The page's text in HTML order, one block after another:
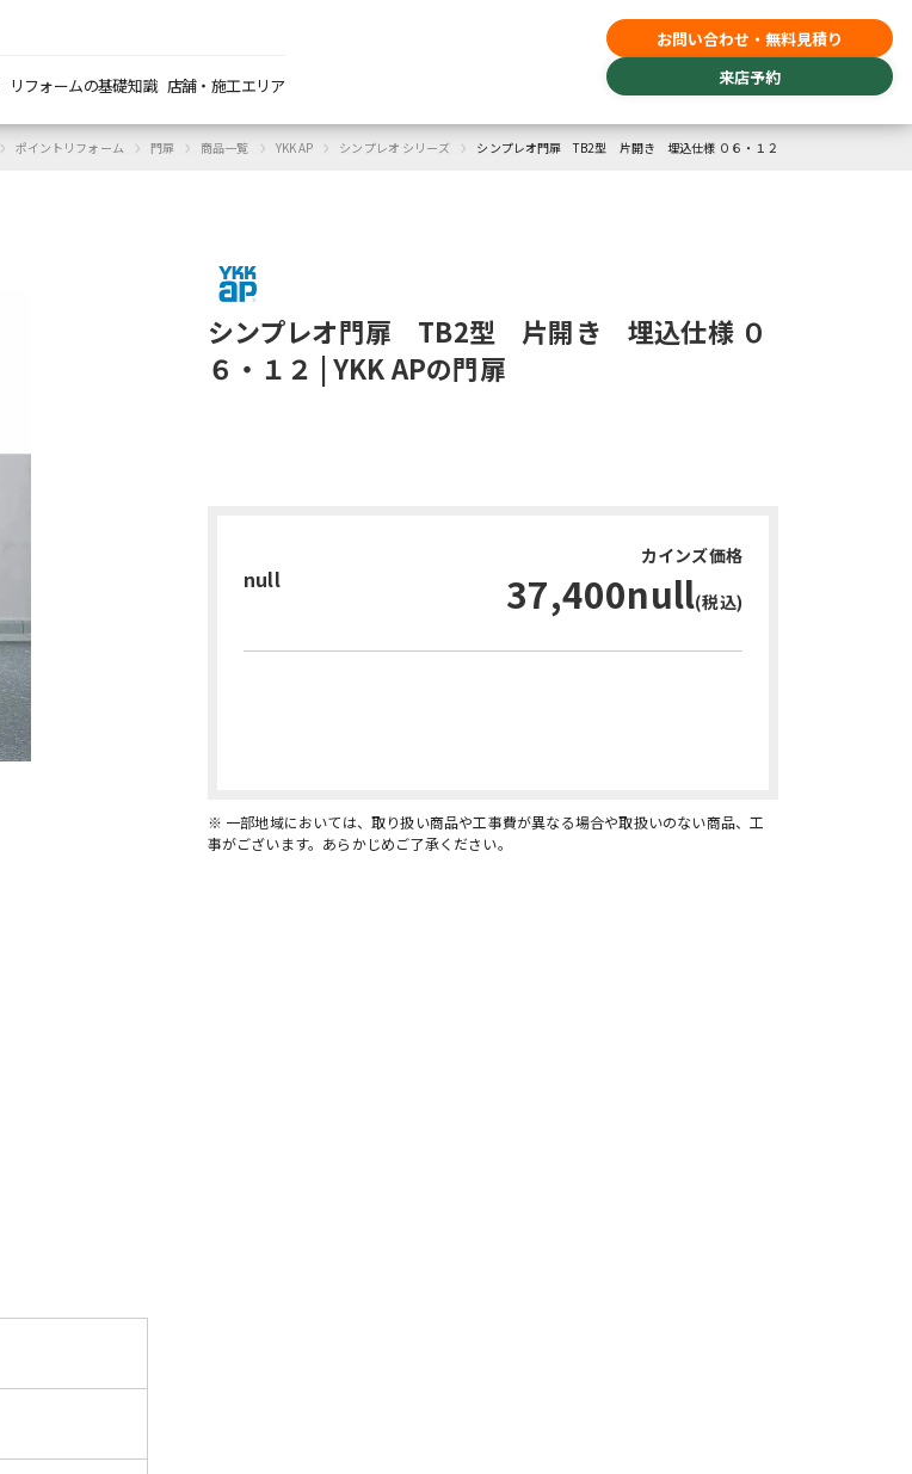
リフォームの基礎知識 店舗・施工エリア
お問い合わせ・無料見積り
来店予約
› ポイントリフォーム › 門扉 › 商品一覧 › YKK AP › シンプレオ シリーズ › シンプレオ門扉 TB2型 片開き 埋込仕様 ０６・１２
シンプレオ門扉 TB2型 片開き 埋込仕様 ０
６・１２ | YKK APの門扉
null
カインズ価格
37,400null(税込)
※ 一部地域においては、取り扱い商品や工事費が異なる場合や取扱いのない商品、工
事がございます。あらかじめご了承ください。